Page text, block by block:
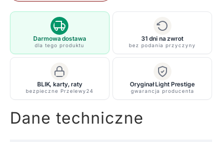
na
linkach
salonu
Reus
-
Darmowa dostawa
dla tego produktu
31 dni na zwrot
bez podania przyczyny
BLIK, karty, raty
bezpieczne Przelewy24
Oryginał Light Prestige
gwarancja producenta
Dane techniczne